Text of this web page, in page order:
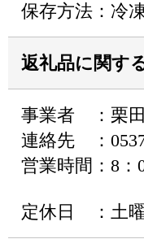
保存方法：冷
返礼品に関す
事業者 ：栗
連絡先 ：
営業時間：8：
定休日 ：土